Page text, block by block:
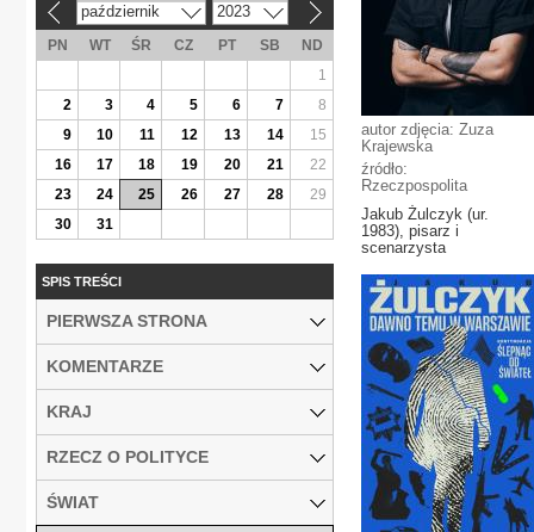
autor zdjęcia: Zuza
Krajewska
źródło:
Rzeczpospolita
Jakub Żulczyk (ur.
1983), pisarz i
scenarzysta
październik 2023
PN WT ŚR CZ PT SB
ND
1
2
3 4 5 6 7
8
9
10 11 12 13 14
15
16
17 18 19 20 21
22
23
24 25 26 27 28
29
30
31
SPIS TREŚCI
PIERWSZA STRONA
KOMENTARZE
KRAJ
RZECZ O POLITYCE
ŚWIAT